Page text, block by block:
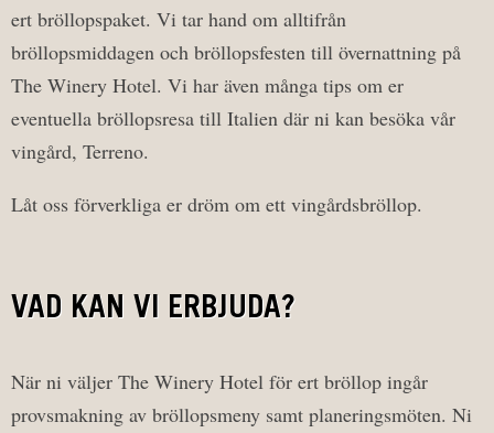
ert bröllopspaket. Vi tar hand om alltifrån
bröllopsmiddagen och bröllopsfesten till övernattning på
The Winery Hotel. Vi har även många tips om er
eventuella bröllopsresa till Italien där ni kan besöka vår
vingård, Terreno.
Låt oss förverkliga er dröm om ett vingårdsbröllop.
VAD KAN VI ERBJUDA?
När ni väljer The Winery Hotel för ert bröllop ingår
provsmakning av bröllopsmeny samt planeringsmöten. Ni